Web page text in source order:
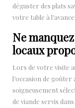
déguster des plats
votre table à l’avance
Ne
locaux
Lors de votre visite
l’occasion de goûter
soigneusement
de viande servis